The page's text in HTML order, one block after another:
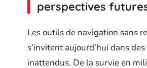
perspectives
Les outils de navigation sans
s’invitent aujourd’hui dans
inattendus. De la survie en